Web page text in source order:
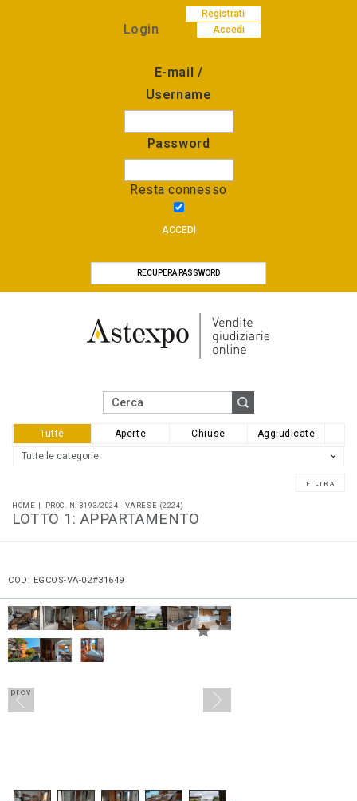
Registrati
Accedi
Login
E-mail /
Username
Password
Resta connesso
ACCEDI
RECUPERA PASSWORD
Tutte Aperte Chiuse Aggiudicate
HOME PROC. N. 3193/2024 - VARESE (2224)
LOTTO 1: APPARTAMENTO
COD: EGCOS-VA-02#31649
prev